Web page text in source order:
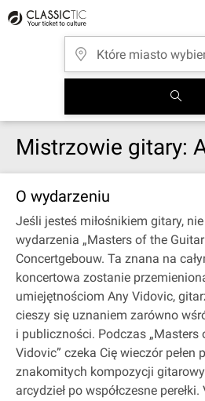
Mistrzowie gitary:
O wydarzeniu
Jeśli jesteś miłośnikiem gitary,
wydarzenia „Masters of the
Concertgebouw. Ta znana na
koncertowa zostanie
umiejętnościom Any Vidovic,
cieszy się uznaniem zarówno
i publiczności. Podczas „Masters
Vidovic” czeka Cię wieczór pełen
znakomitych kompozycji
arcydzieł po współczesne